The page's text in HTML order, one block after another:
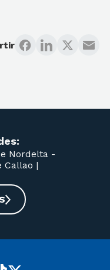
Nordelta -
Callao |